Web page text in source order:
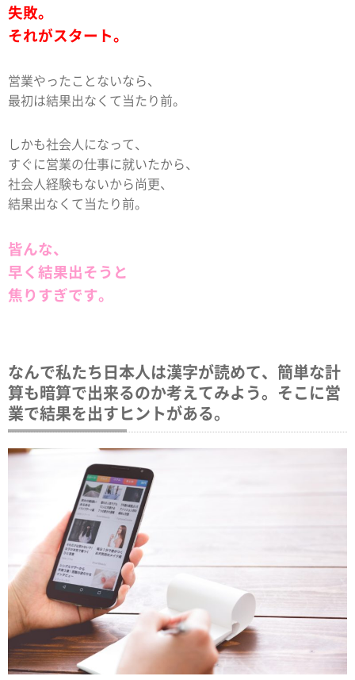
失敗。
それがスタート。
営業やったことないなら、
最初は結果出なくて当たり前。
しかも社会人になって、
すぐに営業の仕事に就いたから、
社会人経験もないから尚更、
結果出なくて当たり前。
皆んな、
早く結果出そうと
焦りすぎです。
なんで私たち日本人は漢字が読めて、簡単な計
算も暗算で出来るのか考えてみよう。そこに営
業で結果を出すヒントがある。